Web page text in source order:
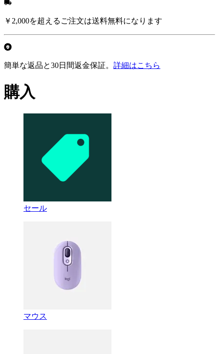
￥2,000を超えるご注文は送料無料になります
簡単な返品と30日間返金保証。 詳細はこちら
購入
セール
マウス